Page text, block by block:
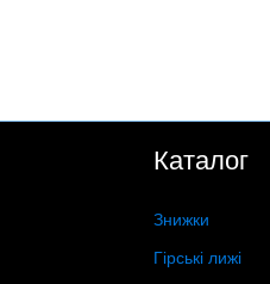
Каталог
Знижки
Гірські лижі